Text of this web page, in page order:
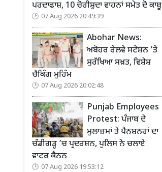
ਪਰਦਾਫਾਸ਼, 10 ਚੋਰੀਸ਼ੁਦਾ ਵਾਹਨਾਂ ਸਮੇਤ ਦੋ ਕਾਬੂ
07 Aug 2026 20:49:39
Abohar News:
ਅਬੋਹਰ ਰੇਲਵੇ ਸਟੇਸ਼ਨ ’ਤੇ
ਸੁਰੱਖਿਆ ਸਖ਼ਤ, ਵਿਸ਼ੇਸ਼
ਚੈਕਿੰਗ ਮੁਹਿੰਮ
07 Aug 2026 20:02:48
Punjab Employees
Protest: ਪੰਜਾਬ ਦੇ
ਮੁਲਾਜ਼ਮਾਂ ਤੇ ਪੈਨਸ਼ਨਰਾਂ ਦਾ
ਚੰਡੀਗੜ੍ਹ ’ਚ ਪ੍ਰਦਰਸ਼ਨ, ਪੁਲਿਸ ਨੇ ਚਲਾਏ
ਵਾਟਰ ਕੈਨਨ
07 Aug 2026 19:53:12